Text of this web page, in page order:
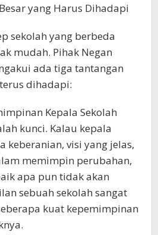
yang Harus Dihadapi
sekolah yang berbeda
mudah. Pihak Negan
ada tiga tantangan
dihadapi:
Kepala Sekolah
kunci. Kalau kepala
keberanian, visi yang jelas,
memimpin perubahan,
apa pun tidak akan
sebuah sekolah sangat
kuat kepemimpinan